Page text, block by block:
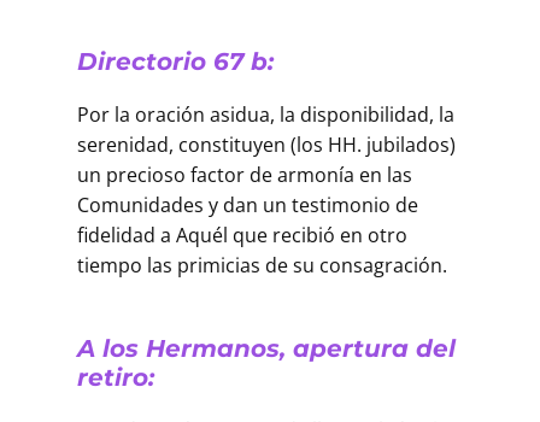
Directorio 67 b:
Por la oración asidua, la disponibilidad, la
serenidad, constituyen (los HH. jubilados)
un precioso factor de armonía en las
Comunidades y dan un testimonio de
fidelidad a Aquél que recibió en otro
tiempo las primicias de su consagración.
A los Hermanos, apertura del
retiro: